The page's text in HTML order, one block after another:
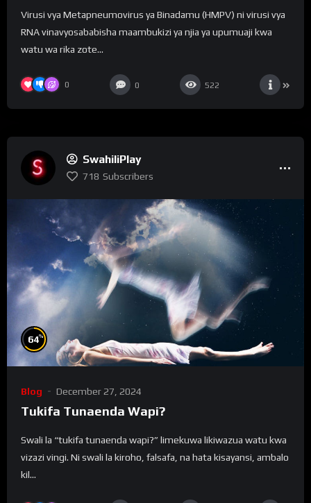
Virusi vya Metapneumovirus ya Binadamu (HMPV) ni virusi vya
RNA vinavyosababisha maambukizi ya njia ya upumuaji kwa
watu wa rika zote...
0 0 522
SwahiliPlay
718 Subscribers
64%
Blog December 27, 2024
Tukifa Tunaenda Wapi?
Swali la “tukifa tunaenda wapi?” limekuwa likiwazua watu kwa
vizazi vingi. Ni swali la kiroho, falsafa, na hata kisayansi, ambalo
kil...